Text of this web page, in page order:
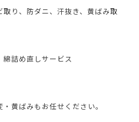
取り、防ダニ、汗抜き、黄ばみ取
詰め直しサービス
黄ばみもお任せください。